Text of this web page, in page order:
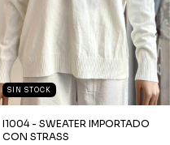
SIN STOCK
I1004 - SWEATER IMPORTADO
CON STRASS